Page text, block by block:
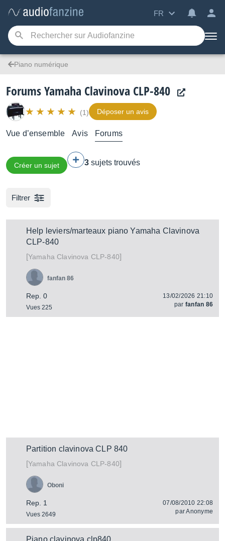
FR
Piano numérique
Forums Yamaha Clavinova CLP-840
(1) Déposer un avis
Vue d’ensemble Avis Forums
Créer un sujet 3 sujets trouvés
Filtrer
Help leviers/marteaux piano Yamaha Clavinova
CLP-840
[Yamaha Clavinova CLP-840]
Rep. 0
Vues 225
fanfan 86
13/02/2026 21:10
par fanfan 86
Partition clavinova CLP 840
[Yamaha Clavinova CLP-840]
Rep. 1
Vues 2649
Oboni
07/08/2010 22:08
parAnonyme
Piano clavinova clp840